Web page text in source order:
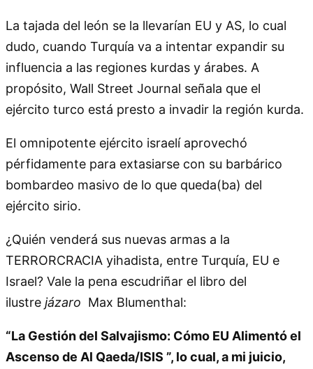
La tajada del león se la llevarían EU y AS, lo cual
dudo, cuando Turquía va a intentar expandir su
influencia a las regiones kurdas y árabes. A
propósito, Wall Street Journal señala que el
ejército turco está presto a invadir la región kurda.
El omnipotente ejército israelí aprovechó
pérfidamente para extasiarse con su barbárico
bombardeo masivo de lo que queda(ba) del
ejército sirio.
¿Quién venderá sus nuevas armas a la
TERRORCRACIA yihadista, entre Turquía, EU e
Israel? Vale la pena escudriñar el libro del
ilustre jázaro Max Blumenthal:
“La Gestión del Salvajismo: Cómo EU Alimentó el
Ascenso de Al Qaeda/ISIS ”, lo cual, a mi juicio,